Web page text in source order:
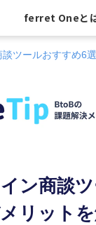
ferret Oneと
談ツールおすすめ6
ン商談
メリット